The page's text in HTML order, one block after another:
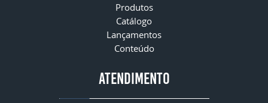
Produtos
Catálogo
Lançamentos
Conteúdo
ATENDIMENTO